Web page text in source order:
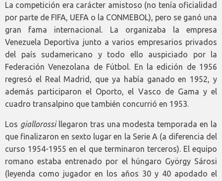
La competición era carácter amistoso (no tenía oficialidad
por parte de FIFA, UEFA o la CONMEBOL), pero se ganó una
gran fama internacional. La organizaba la empresa
Venezuela Deportiva junto a varios empresarios privados
del país sudamericano y todo ello auspiciado por la
Federación Venezolana de Fútbol. En la edición de 1956
regresó el Real Madrid, que ya había ganado en 1952, y
además participaron el Oporto, el Vasco de Gama y el
cuadro transalpino que también concurrió en 1953.
Los giallorossillegaron tras una modesta temporada en la
que finalizaron en sexto lugar en la Serie A (a diferencia del
curso 1954-1955 en el que terminaron terceros). El equipo
romano estaba entrenado por el húngaro György Sárosi
(leyenda como jugador en los años 30 y 40 apodado el